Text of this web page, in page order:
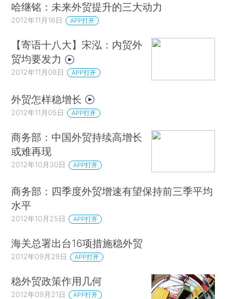
哈继铭：未来外贸提升的三大动力
2012年11月16日 APP打开
【寄语十八大】宋泓：内贸外
贸均要发力
2012年11月08日 APP打开
外贸怎样稳增长
2012年11月05日 APP打开
商务部：中国外贸持续高增长
或难再现
2012年10月30日 APP打开
商务部：四季度外贸增速有望保持前三季平均
水平
2012年10月25日 APP打开
海关总署出台16项措施稳外贸
2012年09月29日 APP打开
稳外贸政策作用几何
2012年09月21日 APP打开